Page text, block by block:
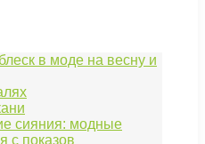
в моде на весну и
сияния: модные
с показов